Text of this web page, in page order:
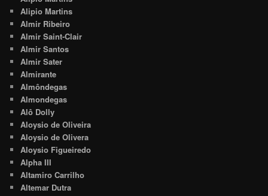
Alipio Martins
Almir Ribeiro
Almir Saint-Clair
Almir Santos
Almir Sater
Almirante
Almôndegas
Almondegas
Alô Dolly
Aloysio de Oliveira
Aloysio de Olivera
Aloysio Figueiredo
Alpha III
Altamiro Carrilho
Altemar Dutra